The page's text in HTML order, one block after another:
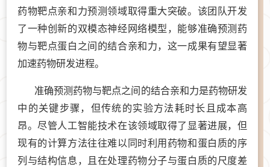
药物靶点亲和力预测领域取得重大突破。该团队开发
了一种创新的双模态神经网络模型，能够准确预测药
物与靶点蛋白之间的结合亲和力，这一成果有望显著
加速药物研发进程。
准确预测药物与靶点之间的结合亲和力是药物研发
中的关键步骤，但传统的实验方法耗时长且成本高
昂。尽管人工智能技术在该领域取得了显著进展，但
现有的计算方法往往难以同时利用药物和蛋白质的序
列与结构信息，且在处理药物分子与蛋白质的尺度差